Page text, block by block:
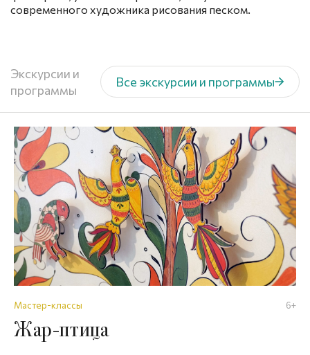
современного художника рисования песком.
Экскурсии и
программы
Все экскурсии и программы
Мастер-классы 6+
Жар-птица